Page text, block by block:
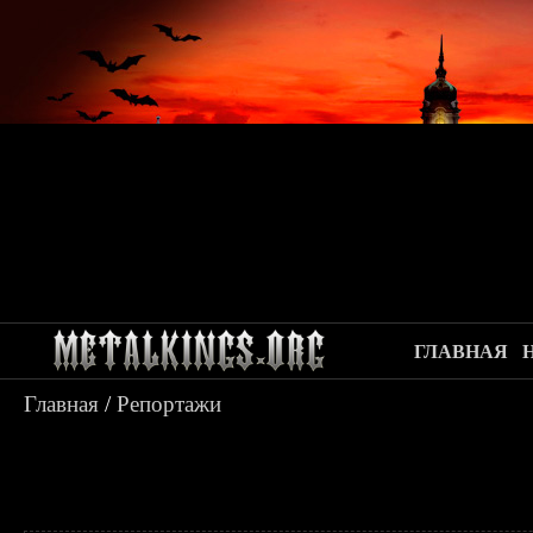
ГЛАВНАЯ
Главная /Репортажи